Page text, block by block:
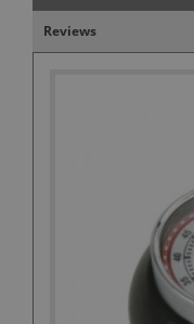
Reviews